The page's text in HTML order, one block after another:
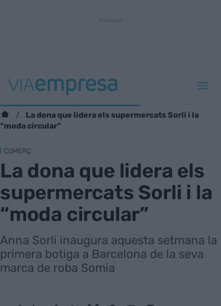
La dona que lidera els supermercats Sorli i la
“moda circular”
COMERÇ
La dona que lidera els
supermercats Sorli i la
“moda circular”
Anna Sorli inaugura aquesta setmana la
primera botiga a Barcelona de la seva
marca de roba Somia